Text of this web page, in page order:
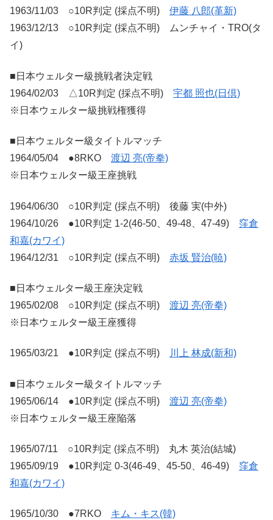
1963/11/03 ○10R判定 (採点不明) 伊藤 八郎(革新)
1963/12/13 ○10R判定 (採点不明) ムンチャイ・TRO(タ
イ)
■日本ウェルター級挑戦者決定戦
1964/02/03 △10R判定 (採点不明) 宇都 照也(日倶)
※日本ウェルター級挑戦権獲得
■日本ウェルター級タイトルマッチ
1964/05/04 ●8RKO 渡辺 亮(帝拳)
※日本ウェルター級王座挑戦
1964/06/30 ○10R判定 (採点不明) 後藤 実(中外)
1964/10/26 ●10R判定 1-2(46-50、49-48、47-49) 窪倉
和嘉(カワイ)
1964/12/31 ○10R判定 (採点不明) 赤坂 賢治(暁)
■日本ウェルター級王座決定戦
1965/02/08 ○10R判定 (採点不明) 渡辺 亮(帝拳)
※日本ウェルター級王座獲得
1965/03/21 ●10R判定 (採点不明) 川上 林成(新和)
■日本ウェルター級タイトルマッチ
1965/06/14 ●10R判定 (採点不明) 渡辺 亮(帝拳)
※日本ウェルター級王座陥落
1965/07/11 ○10R判定 (採点不明) 丸木 英治(結城)
1965/09/19 ●10R判定 0-3(46-49、45-50、46-49) 窪倉
和嘉(カワイ)
1965/10/30 ●7RKO キム・キス(韓)